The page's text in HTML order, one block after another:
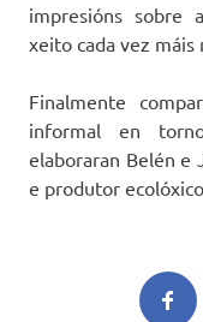
impresións sobre
xeito cada vez máis
Finalmente
informal en
elaboraran Belén e
e produtor